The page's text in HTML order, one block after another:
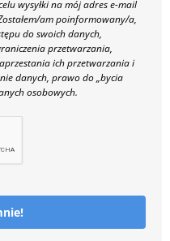
wysyłki na mój adres e-mail
am poinformowany/a,
do swoich danych,
przetwarzania,
ich przetwarzania i
danych, prawo do „bycia
osobowych.